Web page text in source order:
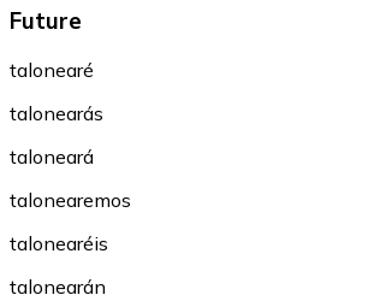
Future
talonearé
talonearás
taloneará
talonearemos
talonearéis
talonearán